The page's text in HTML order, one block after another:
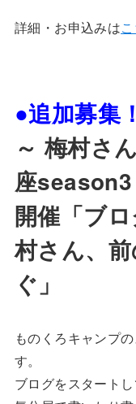
詳細・お申込みは
●追加募集
～ 梅村さ
座season3
開催「ブ
村さん、
ぐ」
ものくろキャンプ
す。
ブログをスタート